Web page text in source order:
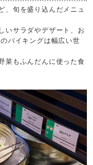
、旬を盛り込んだメニュ
いサラダやデザート、お
バイキングは幅広い世
菜もふんだんに使った食